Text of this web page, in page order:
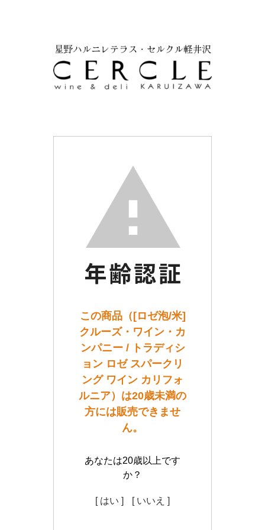
この商品（[ロゼ泡/米]
クルーズ・ワイン・カ
ンパニー / トラディシ
ョン ロゼ スパークリ
ング ワイン カリフォ
ルニア）は20歳未満の
方には販売できませ
ん。
あなたは20歳以上です
か？
[ はい ] [ いいえ ]